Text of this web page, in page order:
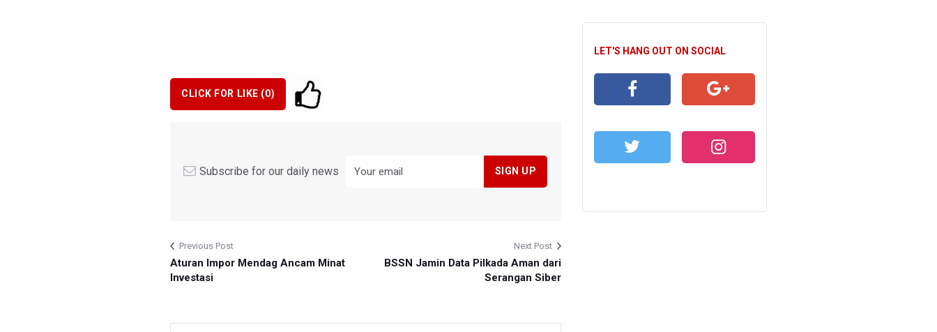
CLICK FOR LIKE (0)
Subscribe for our daily news
Previous Post
Aturan Impor Mendag Ancam Minat
Investasi
Next Post
BSSN Jamin Data Pilkada Aman dari
Serangan Siber
LET'S HANG OUT ON SOCIAL